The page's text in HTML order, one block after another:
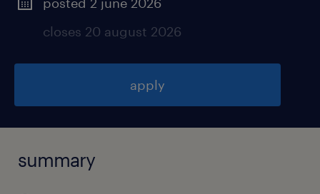
closes 20 august 2026
apply
summary